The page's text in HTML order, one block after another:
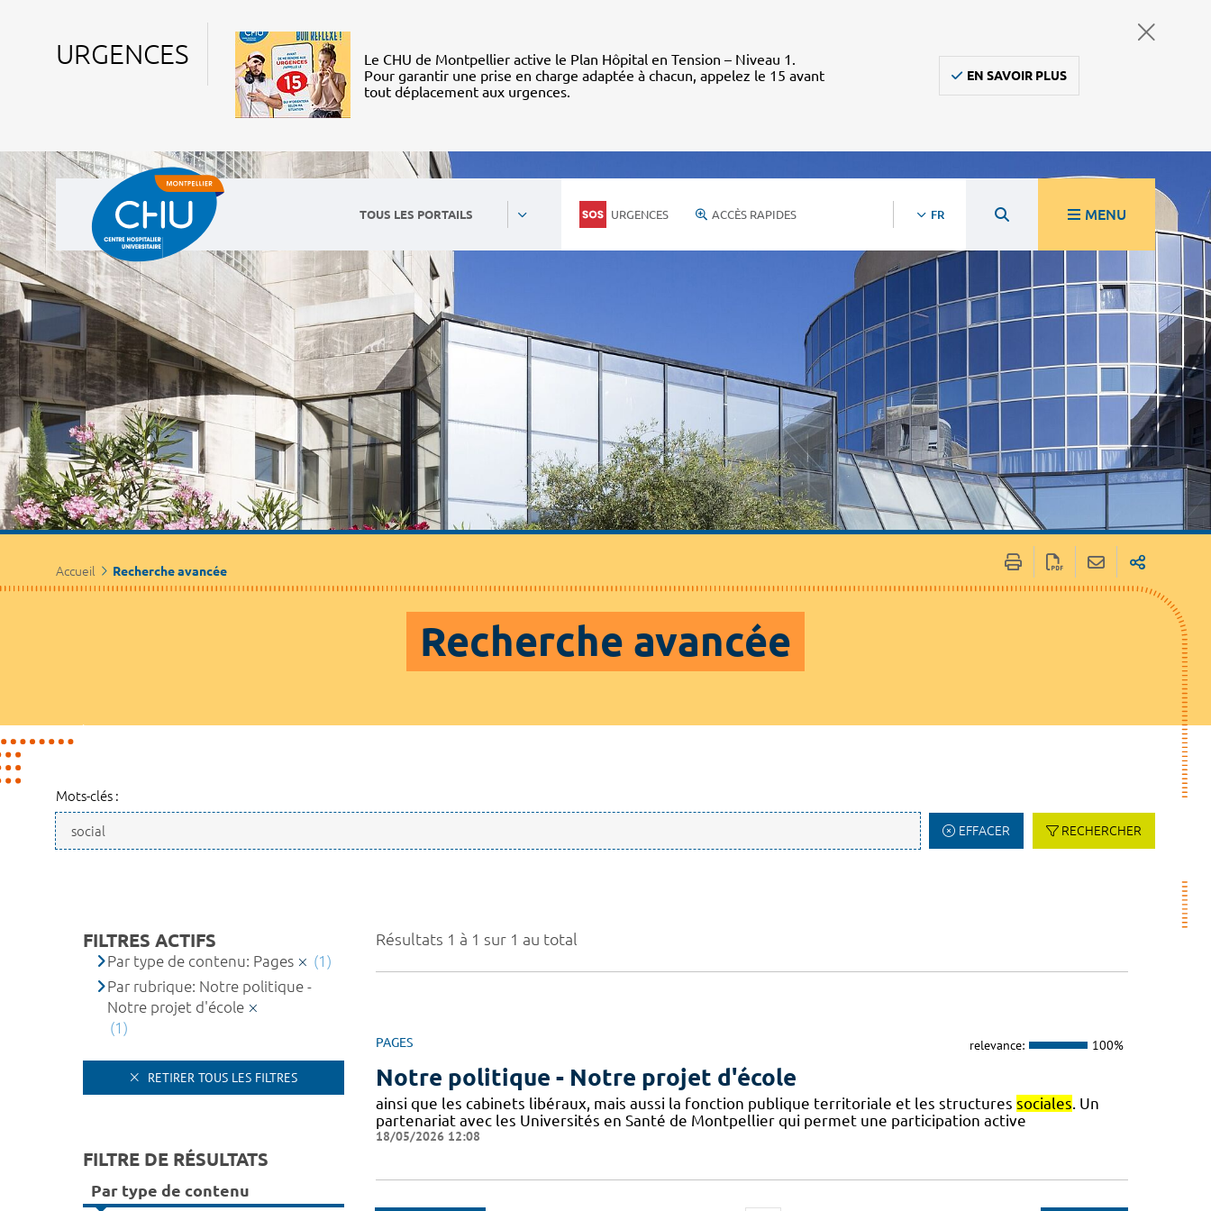
URGENCES
Le CHU de Montpellier active le Plan Hôpital en Tension – Niveau 1.
Pour garantir une prise en charge adaptée à chacun, appelez le 15 avant
tout déplacement aux urgences.
EN SAVOIR PLUS
TOUS LES PORTAILS URGENCES ACCÈS RAPIDES FR MENU
Accueil Recherche avancée
Recherche avancée
Mots-clés :
EFFACER RECHERCHER
Résultats 1 à 1 sur 1 au total
PAGES relevance: 100%
Notre politique - Notre projet d'école
ainsi que les cabinets libéraux, mais aussi la fonction publique territoriale et les structures sociales. Un
partenariat avec les Universités en Santé de Montpellier qui permet une participation active
18/05/2026 12:08
FILTRES ACTIFS
Par type de contenu: Pages
(1)
Par rubrique: Notre politique -
Notre projet d'école
(1)
RETIRER TOUS LES FILTRES
FILTRE DE RÉSULTATS
Par type de contenu